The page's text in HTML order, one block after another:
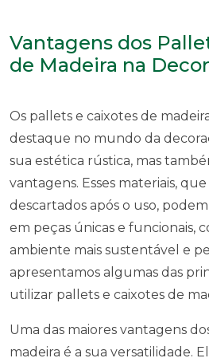
Vantagens dos
de Madeira na
Os pallets e caixotes de
destaque no mundo da
sua estética rústica, mas
vantagens. Esses materiais,
descartados após o uso,
em peças únicas e funcionais,
ambiente mais sustentável e
apresentamos algumas das
utilizar pallets e caixotes de
Uma das maiores vantagens
madeira é a sua versatilidade.